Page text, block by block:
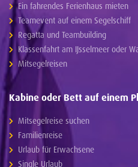
Ein fahrendes Ferienhaus mieten
Teamevent auf einem Segelschiff
Regatta und Teambuilding
Klassenfahrt am IJsselmeer oder
Mitsegelreisen
Kabine oder Bett auf einem
Mitsegelreise suchen
Familienreise
Urlaub für Erwachsene
Single Urlaub